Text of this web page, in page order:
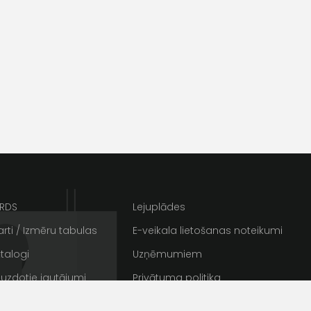
/ Izmēru tabulas
uzdotie jautājumi
Lejuplādes
E-veikala lietošanas noteikumi
Uzņēmumiem
Privātuma politika
Kontakttālrunis